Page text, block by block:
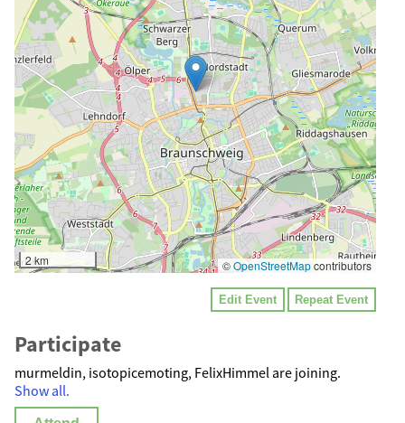
2 km ©OpenStreetMapcontributors
Edit Event Repeat Event
Participate
murmeldin, isotopicemoting, FelixHimmel are joining.
Show all.